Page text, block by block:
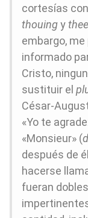
cortesías
thouingy
embargo,
informado
Cristo,
sustituir el
César-
«Yo te
«Monsieur» (
después de
hacerse
fueran